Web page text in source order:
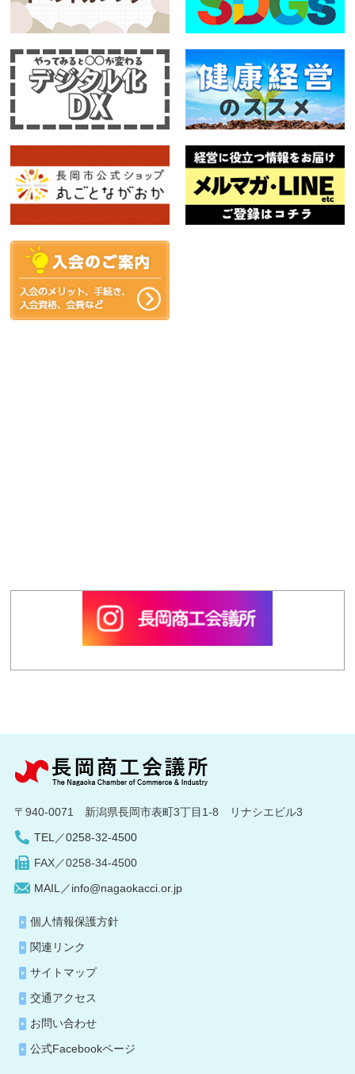
〒940-0071 新潟県長岡市表町3丁目1-8 リナシエビル3
TEL／0258-32-4500
FAX／0258-34-4500
MAIL／info@nagaokacci.or.jp
個人情報保護方針
関連リンク
サイトマップ
交通アクセス
お問い合わせ
公式Facebookページ